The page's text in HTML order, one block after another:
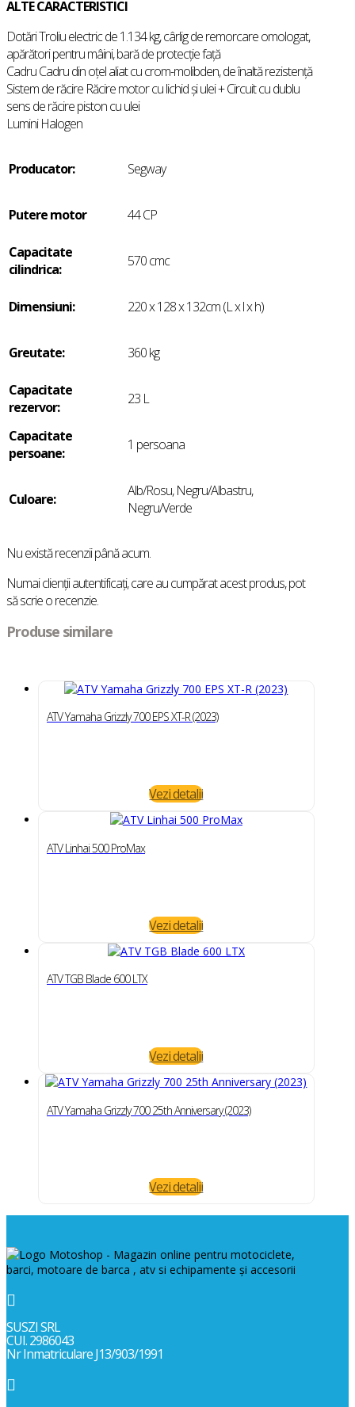
ALTE CARACTERISTICI
Dotări Troliu electric de 1.134 kg, cârlig de remorcare omologat,
apărători pentru mâini, bară de protecție față
Cadru Cadru din oțel aliat cu crom-molibden, de înaltă rezistență
Sistem de răcire Răcire motor cu lichid și ulei + Circuit cu dublu
sens de răcire piston cu ulei
Lumini Halogen
Producator: Segway
Putere motor 44 CP
Capacitate
cilindrica:
570 cmc
Dimensiuni: 220 x 128 x 132cm (L x l x h)
Greutate: 360 kg
Capacitate
rezervor:
23 L
Capacitate
persoane:
1 persoana
Culoare:
Alb/Rosu, Negru/Albastru,
Negru/Verde
Nu există recenzii până acum.
Numai clienții autentificați, care au cumpărat acest produs, pot
să scrie o recenzie.
Produse similare
ATV Yamaha Grizzly 700 EPS XT-R (2023)
Vezi detalii
ATV Linhai 500 ProMax
Vezi detalii
ATV TGB Blade 600 LTX
Vezi detalii
ATV Yamaha Grizzly 700 25th Anniversary (2023)
Vezi detalii

SUSZI SRL
CUI. 2986043
Nr Inmatriculare J13/903/1991
